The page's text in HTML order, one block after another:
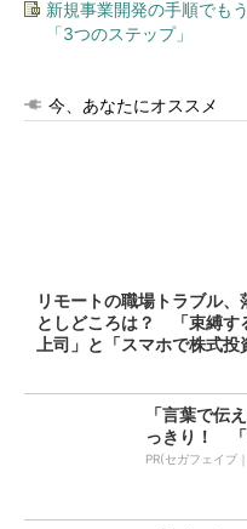
新規事業開発の手順でも
「3つのステップ」
今、あなたにオススメ
リモートの職場トラブル、
としどころは？ 「束縛す
上司」と「スマホで株式投
「言葉で伝
っきり！ 「
PR(セガフェイブ